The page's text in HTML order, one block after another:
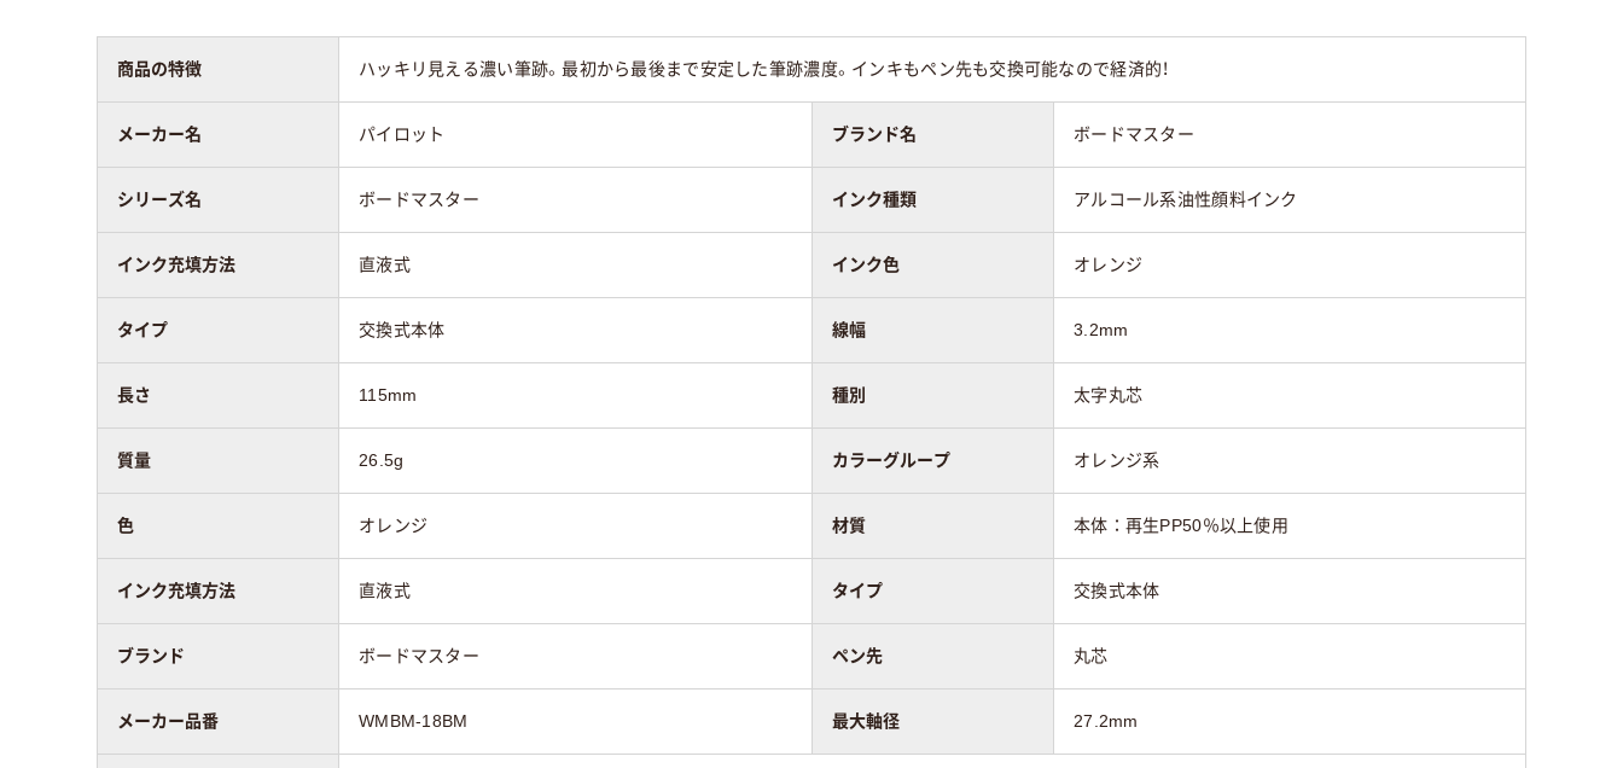
インク充填方法 直液式 直液式 直液式 直液式
質量 26.5g 23.5g 23.4g 26.4g
アスクル商品環境
スコア
商品の特徴 ハッキリ見える濃い筆跡。最初から最後まで安定した筆跡濃度。インキもペン先も交換可能なので経済的！
メーカー名 パイロット ブランド名 ボードマスター
シリーズ名 ボードマスター インク種類 アルコール系油性顔料インク
インク充填方法 直液式 インク色 オレンジ
タイプ 交換式本体 線幅 3.2mm
長さ 115mm 種別 太字丸芯
質量 26.5g カラーグループ オレンジ系
色 オレンジ 材質 本体：再生PP50％以上使用
インク充填方法 直液式 タイプ 交換式本体
ブランド ボードマスター ペン先 丸芯
メーカー品番 WMBM-18BM 最大軸径 27.2mm